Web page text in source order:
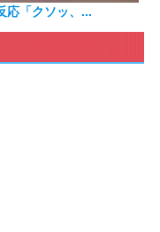
応「クソッ、...